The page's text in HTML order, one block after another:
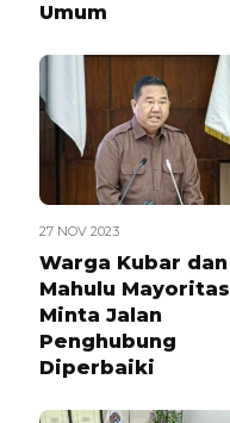
Umum
27 NOV 2023
Warga Kubar dan
Mahulu Mayoritas
Minta Jalan
Penghubung
Diperbaiki